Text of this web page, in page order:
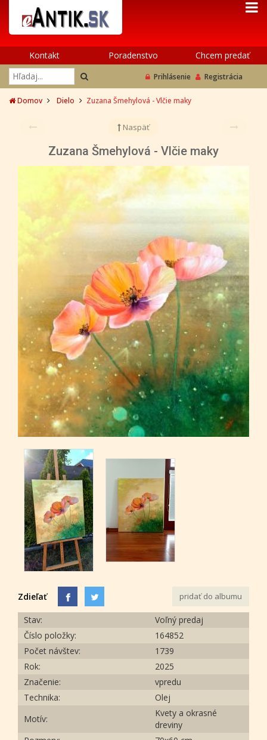
Kontakt Poradenstvo Chcem predať
Prihlásenie Registrácia
Domov Dielo Zuzana Šmehylová - Vlčie maky
Naspäť
Zuzana Šmehylová - Vlčie maky
Zdieľať pridať do albumu
Stav:
Voľný predaj
Číslo položky:
164852
Počet návštev:
1739
Rok:
2025
Značenie:
vpredu
Technika:
Olej
Motív:
Kvety a okrasné
dreviny